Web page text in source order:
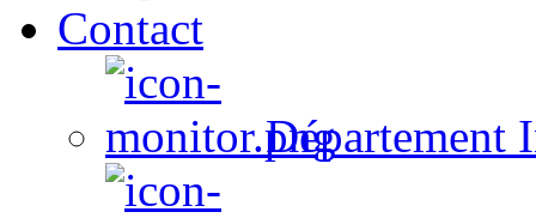
Contact
Département